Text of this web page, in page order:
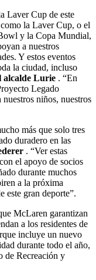
Laver Cup de este
la Laver Cup, o el
y la Copa Mundial,
a nuestros
Y estos eventos
la ciudad, incluso
alcalde Lurie . “En
Legado
niños, nuestros
más que solo tres
duradero en las
. “Ver estas
el apoyo de socios
durante muchos
a la próxima
este gran deporte”.
McLaren garantizan
a los residentes de
incluye un nuevo
durante todo el año,
de Recreación y